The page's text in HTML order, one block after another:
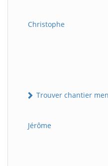
Christophe
Trouver chantier
Jérôme